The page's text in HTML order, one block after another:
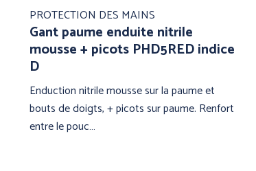
PROTECTION DES MAINS
Gant paume enduite nitrile
mousse + picots PHD5RED indice
D
Enduction nitrile mousse sur la paume et
bouts de doigts, + picots sur paume. Renfort
entre le pouc…